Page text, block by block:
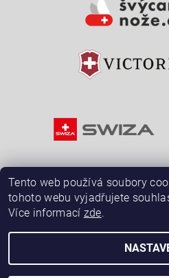
2026 © ŠvýcarskéNože.cz,
Tento web používá soubory
tohoto webu vyjadřujete
Více informací zde.